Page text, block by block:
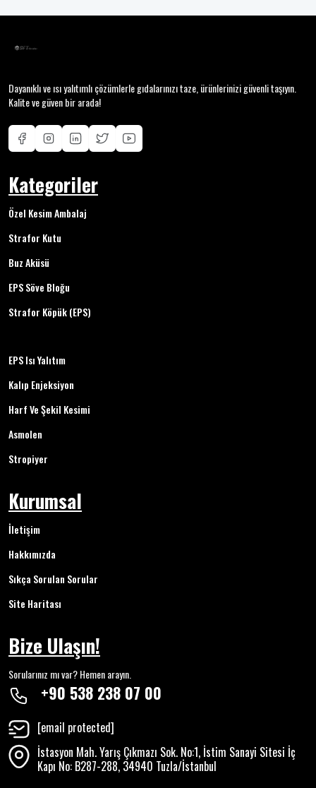
Dayanıklı ve ısı yalıtımlı çözümlerle gıdalarınızı taze, ürünlerinizi güvenli taşıyın.
Kalite ve güven bir arada!
Kategoriler
Özel Kesim Ambalaj
Strafor Kutu
Buz Aküsü
EPS Söve Bloğu
Strafor Köpük (EPS)
EPS Isı Yalıtım
Kalıp Enjeksiyon
Harf Ve Şekil Kesimi
Asmolen
Stropiyer
Kurumsal
İletişim
Hakkımızda
Sıkça Sorulan Sorular
Site Haritası
Bize Ulaşın!
Sorularınız mı var? Hemen arayın.
+90 538 238 07 00
[email protected]
İstasyon Mah. Yarış Çıkmazı Sok. No:1, İstim Sanayi Sitesi İç
Kapı No: B287-288, 34940 Tuzla/İstanbul